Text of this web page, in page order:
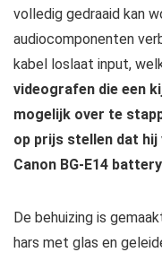
volledig gedraaid kan
audiocomponenten
kabel loslaat input,
videografen die een
mogelijk over te
op prijs stellen dat
Canon BG-E14
De behuizing is
hars met glas en